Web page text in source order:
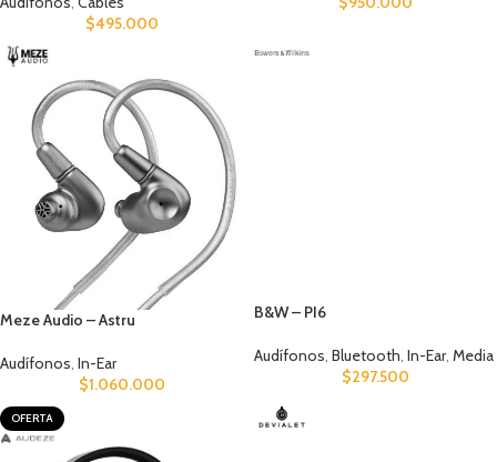
$495.000
Meze Audio – Astru
Audífonos, In-Ear
$1.060.000
B&W – PI6
Audífonos, Bluetooth, In-Ear, Media
$297.500
OFERTA